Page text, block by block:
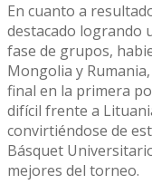
En cuanto a
destacado logrando
fase de grupos,
Mongolia y
final en la primera
difícil frente a
convirtiéndose de
Básquet
mejores del torneo.